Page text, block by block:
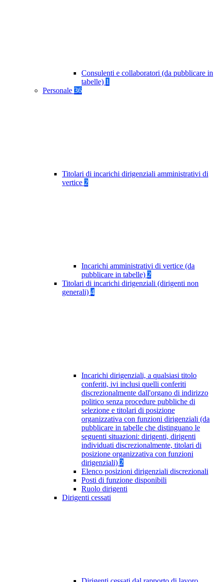
Consulenti e collaboratori (da pubblicare in
tabelle) 1
Personale 36
Titolari di incarichi dirigenziali amministrativi di
vertice 2
Incarichi amministrativi di vertice (da
pubblicare in tabelle) 2
Titolari di incarichi dirigenziali (dirigenti non
generali) 4
Incarichi dirigenziali, a qualsiasi titolo
conferiti, ivi inclusi quelli conferiti
discrezionalmente dall'organo di indirizzo
politico senza procedure pubbliche di
selezione e titolari di posizione
organizzativa con funzioni dirigenziali (da
pubblicare in tabelle che distinguano le
seguenti situazioni: dirigenti, dirigenti
individuati discrezionalmente, titolari di
posizione organizzativa con funzioni
dirigenziali) 2
Elenco posizioni dirigenziali discrezionali
Posti di funzione disponibili
Ruolo dirigenti
Dirigenti cessati